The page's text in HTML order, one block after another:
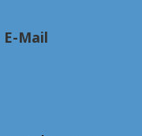
Mail